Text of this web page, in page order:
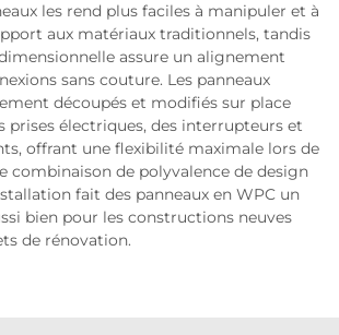
les rend plus faciles à manipuler et à
aux matériaux traditionnels, tandis
assure un alignement
sans couture. Les panneaux
découpés et modifiés sur place
prises électriques, des interrupteurs et
offrant une flexibilité maximale lors de
combinaison de polyvalence de design
fait des panneaux en WPC un
bien pour les constructions neuves
de rénovation.